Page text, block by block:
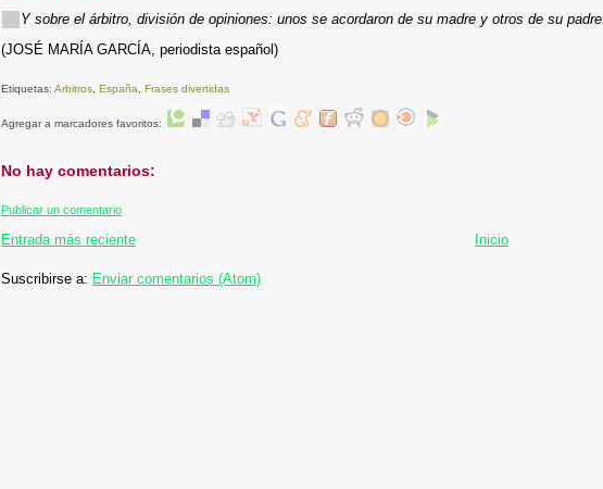
Y sobre el árbitro, división de opiniones: unos se acordaron de su madre y otros de su padre.
(JOSÉ MARÍA GARCÍA, periodista español)
Etiquetas:Arbitros ,España ,Frases divertidas
Agregar a marcadores favoritos:
No hay comentarios:
Publicar un comentario
Entrada más reciente Inicio
Suscribirse a: Enviar comentarios (Atom)